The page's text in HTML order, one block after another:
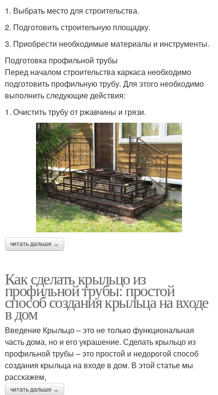
1. Выбрать место для строительства.
2. Подготовить строительную площадку.
3. Приобрести необходимые материалы и инструменты.
Подготовка профильной трубы
Перед началом строительства каркаса необходимо
подготовить профильную трубу. Для этого необходимо
выполнить следующие действия:
1. Очистить трубу от ржавчины и грязи.
читать дальше →
Как сделать крыльцо из
профильной трубы: простой
способ создания крыльца на входе
в дом
Введение Крыльцо – это не только функциональная
часть дома, но и его украшение. Сделать крыльцо из
профильной трубы – это простой и недорогой способ
создания крыльца на входе в дом. В этой статье мы
расскажем,
читать дальше →